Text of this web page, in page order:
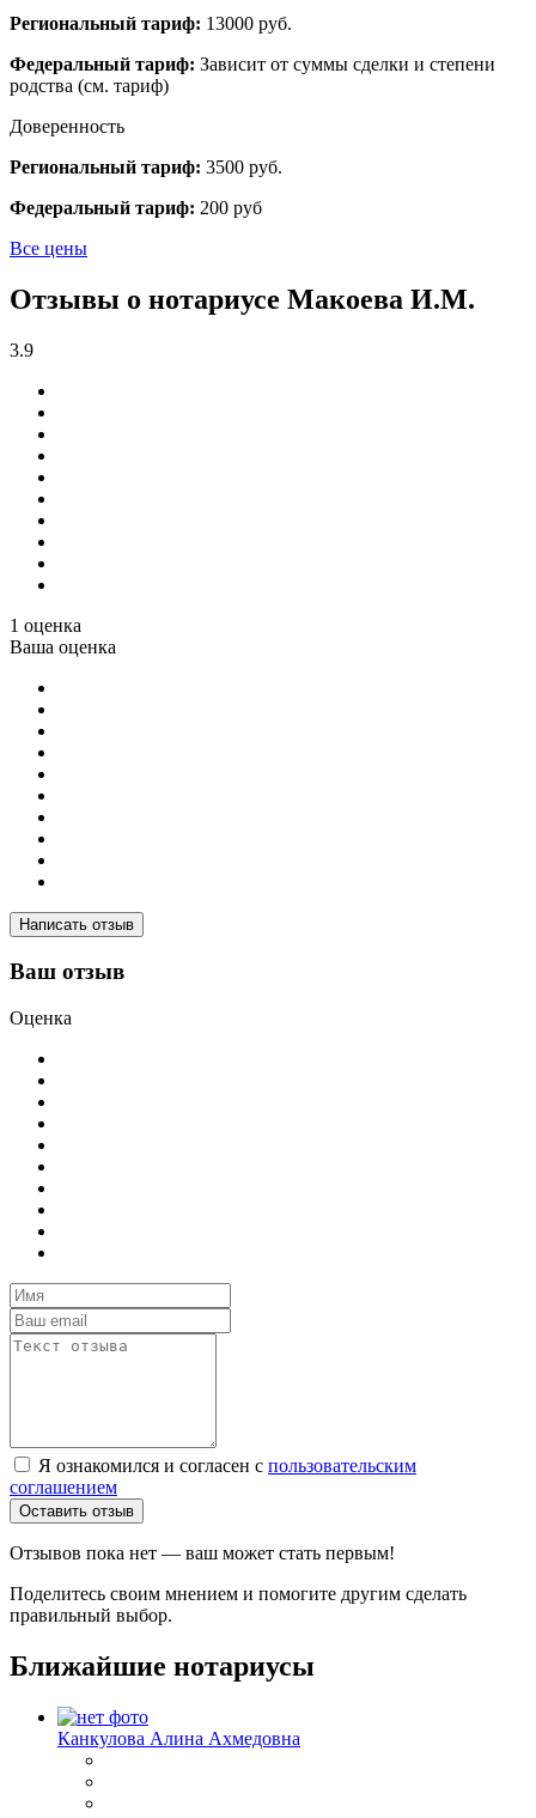
Региональный тариф: 13000 руб.
Федеральный тариф: Зависит от суммы сделки и степени
родства (см. тариф)
Доверенность
Региональный тариф: 3500 руб.
Федеральный тариф: 200 руб
Все цены
Отзывы о нотариусе Макоева И.М.
3.9
1 оценка
Ваша оценка
Написать отзыв
Ваш отзыв
Оценка
Я ознакомился и согласен с пользовательским
соглашением
Оставить отзыв
Отзывов пока нет — ваш может стать первым!
Поделитесь своим мнением и помогите другим сделать
правильный выбор.
Ближайшие нотариусы
Канкулова Алина Ахмедовна